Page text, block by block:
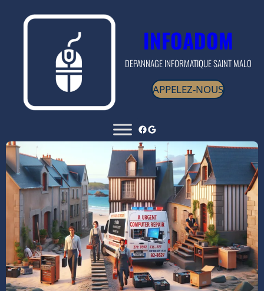
INFOADOM
DEPANNAGE INFORMATIQUE SAINT MALO
APPELEZ-NOUS